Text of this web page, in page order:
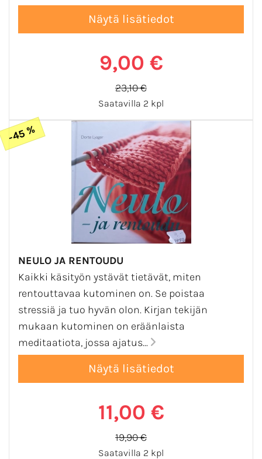
9,00 €
23,10 €
Saatavilla 2 kpl
-45 %
NEULO JA RENTOUDU
Kaikki käsityön ystävät tietävät, miten
rentouttavaa kutominen on. Se poistaa
stressiä ja tuo hyvän olon. Kirjan tekijän
mukaan kutominen on eräänlaista
meditaatiota, jossa ajatus...
11,00 €
19,90 €
Saatavilla 2 kpl